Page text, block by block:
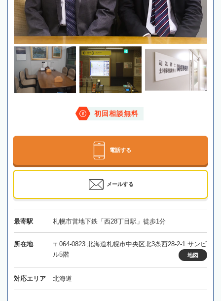
初回相談無料
電話する
メールする
最寄駅 札幌市営地下鉄「西28丁目駅」徒歩1分
所在地
〒064-0823 北海道札幌市中央区北3条西28-2-1 サンビ
ル5階
地図
対応エリア 北海道